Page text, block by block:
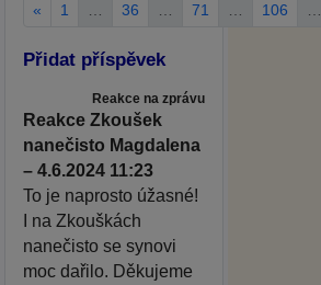
« 1 … 36 … 71 … 106 …
Přidat příspěvek
Reakce na zprávu
Reakce Zkoušek
nanečisto Magdalena
– 4.6.2024 11:23
To je naprosto úžasné!
I na Zkouškách
nanečisto se synovi
moc dařilo. Děkujeme